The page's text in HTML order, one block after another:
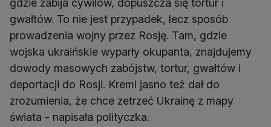
gdzie zabija cywilów, dopuszcza się tortur i
gwałtów. To nie jest przypadek, lecz sposób
prowadzenia wojny przez Rosję. Tam, gdzie
wojska ukraińskie wyparły okupanta, znajdujemy
dowody masowych zabójstw, tortur, gwałtów i
deportacji do Rosji. Kreml jasno też dał do
zrozumienia, że chce zetrzeć Ukrainę z mapy
świata - napisała polityczka.